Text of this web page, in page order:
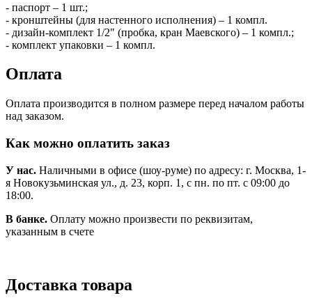
- паспорт – 1 шт.;
- кронштейны (для настенного исполнения) – 1 компл.
- дизайн-комплект 1/2" (пробка, кран Маевского) – 1 компл.;
- комплект упаковки – 1 компл.
Оплата
Оплата производится в полном размере перед началом работы
над заказом.
Как можно оплатить заказ
У нас. Наличными в офисе (шоу-руме) по адресу: г. Москва, 1-
я Новокузьминская ул., д. 23, корп. 1, с пн. по пт. с 09:00 до
18:00.
В банке. Оплату можно произвести по реквизитам,
указанным в счете
Доставка товара